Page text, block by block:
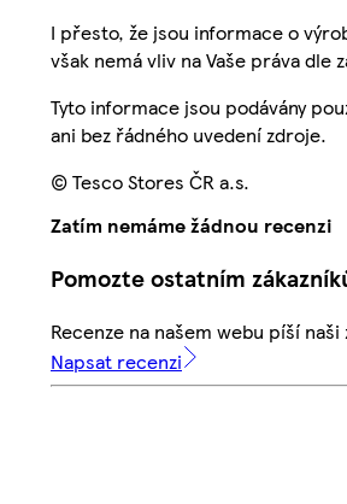
I přesto, že jsou informace o
však nemá vliv na Vaše práva dle
Tyto informace jsou podávány
ani bez řádného uvedení zdroje.
© Tesco Stores ČR a.s.
Zatím nemáme žádnou recenzi
Pomozte ostatním
Recenze na našem webu píší
Napsat recenzi